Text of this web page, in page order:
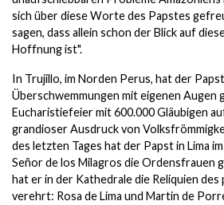
sich über diese Worte des Papstes
sagen, dass allein schon der Blick auf
Hoffnung ist".
In Trujillo, im Norden Perus, hat der
Überschwemmungen mit eigenen Augen
Eucharistiefeier mit 600.000 Gläubigen
grandioser Ausdruck von
des letzten Tages hat der Papst in Lima
Señor de los Milagros die Ordensfrauen
hat er in der Kathedrale die Reliquien des
verehrt: Rosa de Lima und Martin de